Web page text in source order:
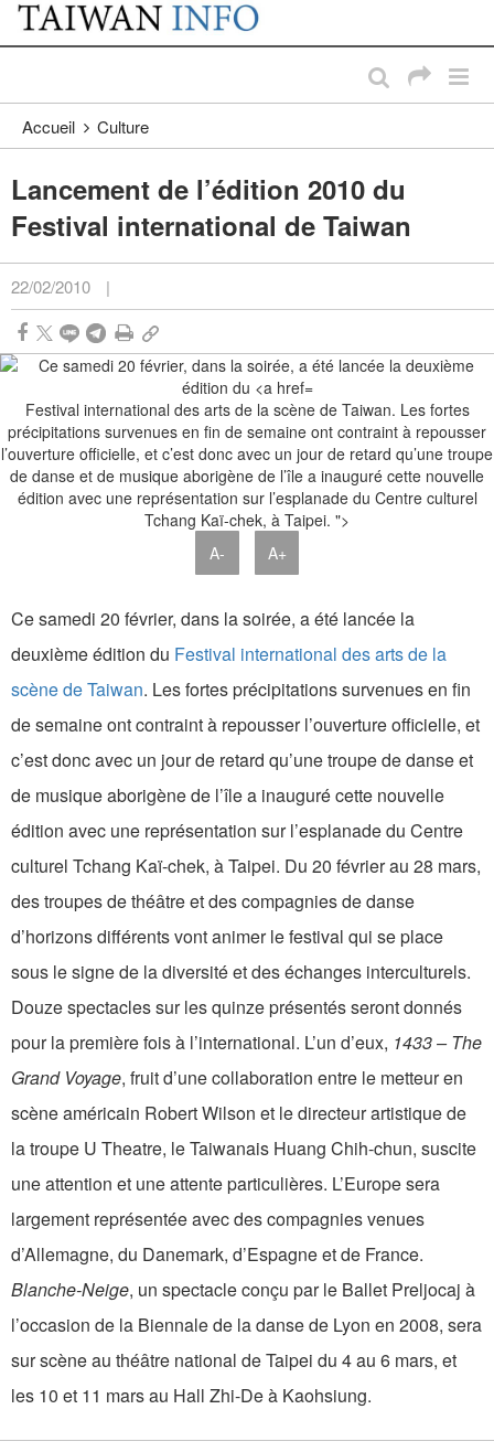
Passer au contenu principal
:::
Accueil Culture
Lancement de l’édition 2010 du
Festival international de Taiwan
22/02/2010 |
Festival international des arts de la scène de Taiwan. Les fortes
précipitations survenues en fin de semaine ont contraint à repousser
l’ouverture officielle, et c’est donc avec un jour de retard qu’une troupe
de danse et de musique aborigène de l’île a inauguré cette nouvelle
édition avec une représentation sur l’esplanade du Centre culturel
Tchang Kaï-chek, à Taipei. ">
A-
A+
Ce samedi 20 février, dans la soirée, a été lancée la
deuxième édition du Festival international des arts de la
scène de Taiwan. Les fortes précipitations survenues en fin
de semaine ont contraint à repousser l’ouverture officielle, et
c’est donc avec un jour de retard qu’une troupe de danse et
de musique aborigène de l’île a inauguré cette nouvelle
édition avec une représentation sur l’esplanade du Centre
culturel Tchang Kaï-chek, à Taipei. Du 20 février au 28 mars,
des troupes de théâtre et des compagnies de danse
d’horizons différents vont animer le festival qui se place
sous le signe de la diversité et des échanges interculturels.
Douze spectacles sur les quinze présentés seront donnés
pour la première fois à l’international. L’un d’eux, 1433 – The
Grand Voyage, fruit d’une collaboration entre le metteur en
scène américain Robert Wilson et le directeur artistique de
la troupe U Theatre, le Taiwanais Huang Chih-chun, suscite
une attention et une attente particulières. L’Europe sera
largement représentée avec des compagnies venues
d’Allemagne, du Danemark, d’Espagne et de France.
Blanche-Neige, un spectacle conçu par le Ballet Preljocaj à
l’occasion de la Biennale de la danse de Lyon en 2008, sera
sur scène au théâtre national de Taipei du 4 au 6 mars, et
les 10 et 11 mars au Hall Zhi-De à Kaohsiung.